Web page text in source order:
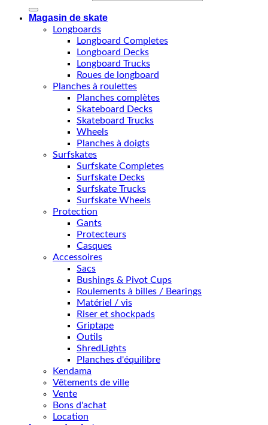
Magasin de skate
Longboards
Longboard Completes
Longboard Decks
Longboard Trucks
Roues de longboard
Planches à roulettes
Planches complètes
Skateboard Decks
Skateboard Trucks
Wheels
Planches à doigts
Surfskates
Surfskate Completes
Surfskate Decks
Surfskate Trucks
Surfskate Wheels
Protection
Gants
Protecteurs
Casques
Accessoires
Sacs
Bushings & Pivot Cups
Roulements à billes / Bearings
Matériel / vis
Riser et shockpads
Griptape
Outils
ShredLights
Planches d'équilibre
Kendama
Vêtements de ville
Vente
Bons d'achat
Location